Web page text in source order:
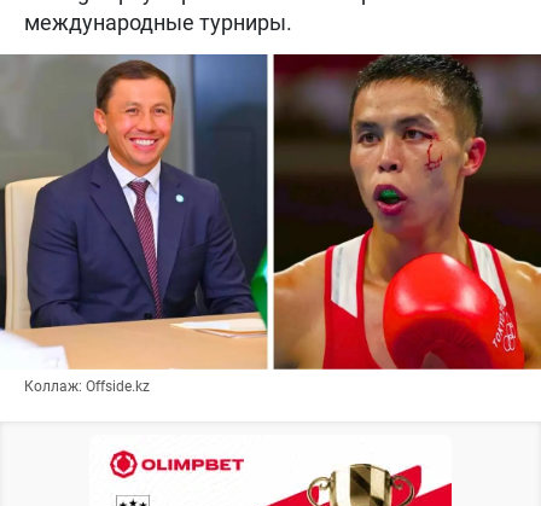
международные турниры.
Коллаж: Offside.kz